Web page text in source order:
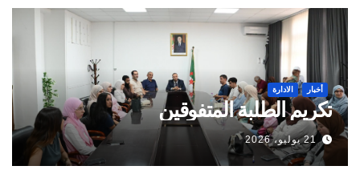
أخبار الادارة
تكريم الطلبة المتفوقين
21 يوليو، 2026